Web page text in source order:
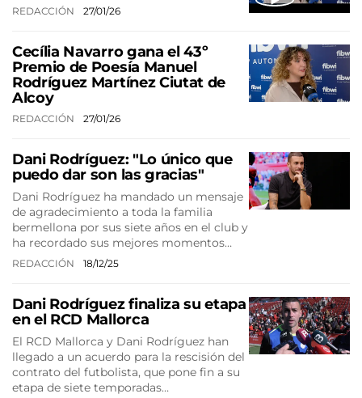
REDACCIÓN 27/01/26
Cecília Navarro gana el 43º
Premio de Poesía Manuel
Rodríguez Martínez Ciutat de
Alcoy
REDACCIÓN 27/01/26
Dani Rodríguez: "Lo único que
puedo dar son las gracias"
Dani Rodríguez ha mandado un mensaje
de agradecimiento a toda la familia
bermellona por sus siete años en el club y
ha recordado sus mejores momentos…
REDACCIÓN 18/12/25
Dani Rodríguez finaliza su etapa
en el RCD Mallorca
El RCD Mallorca y Dani Rodríguez han
llegado a un acuerdo para la rescisión del
contrato del futbolista, que pone fin a su
etapa de siete temporadas…